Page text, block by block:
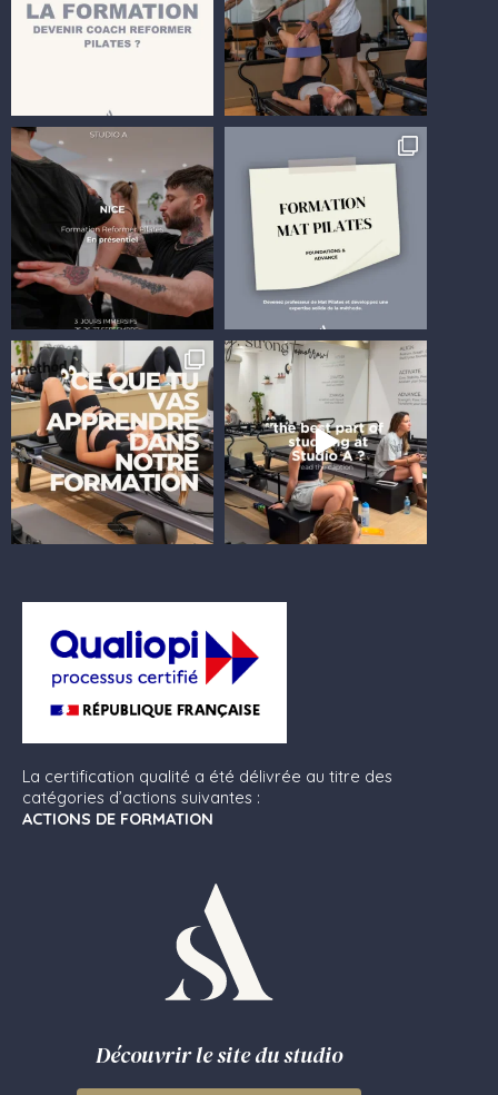
La certification qualité a été délivrée au titre des
catégories d’actions suivantes :
ACTIONS DE FORMATION
Découvrir le site du studio